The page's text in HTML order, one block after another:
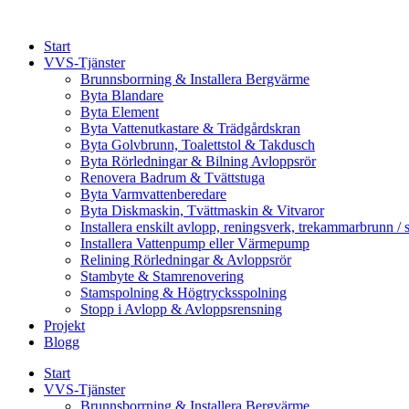
contentStart
VVS-Tjänster
Brunnsborrning & Installera Bergvärme
Byta Blandare
Byta Element
Byta Vattenutkastare & Trädgårdskran
Byta Golvbrunn, Toalettstol & Takdusch
Byta Rörledningar & Bilning Avloppsrör
Renovera Badrum & Tvättstuga
Byta Varmvattenberedare
Byta Diskmaskin, Tvättmaskin & Vitvaror
Installera enskilt avlopp, reningsverk, trekammarbrunn /
Installera Vattenpump eller Värmepump
Relining Rörledningar & Avloppsrör
Stambyte & Stamrenovering
Stamspolning & Högtrycksspolning
Stopp i Avlopp & Avloppsrensning
Projekt
Blogg
Start
VVS-Tjänster
Brunnsborrning & Installera Bergvärme